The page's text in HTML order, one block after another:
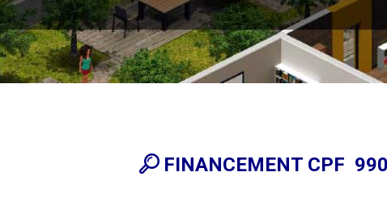
FINANCEMENT CPF